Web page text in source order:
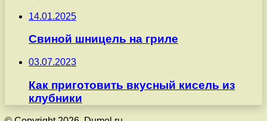
14.01.2025
Свиной шницель на гриле
03.07.2023
Как приготовить вкусный кисель из
клубники